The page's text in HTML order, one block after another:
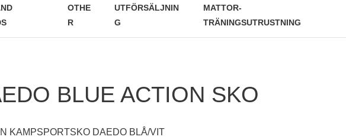
OTHE
R
UTFÖRSÄLJNIN
G
MATTOR-
TRÄNINGSUTRUSTNING
BLUE ACTION SKO
KAMPSPORTSKO DAEDO BLÅ/VIT